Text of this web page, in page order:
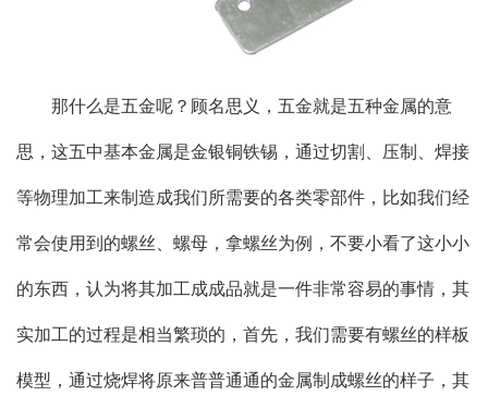
那什么是五金呢？顾名思义，五金就是五种金属的意
思，这五中基本金属是金银铜铁锡，通过切割、压制、焊接
等物理加工来制造成我们所需要的各类零部件，比如我们经
常会使用到的螺丝、螺母，拿螺丝为例，不要小看了这小小
的东西，认为将其加工成成品就是一件非常容易的事情，其
实加工的过程是相当繁琐的，首先，我们需要有螺丝的样板
模型，通过烧焊将原来普普通通的金属制成螺丝的样子，其